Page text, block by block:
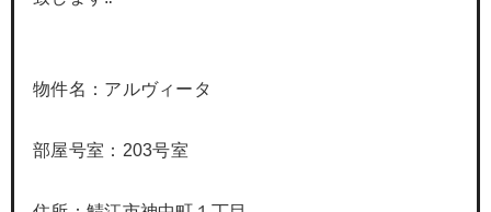
物件名：アルヴィータ
部屋号室：203号室